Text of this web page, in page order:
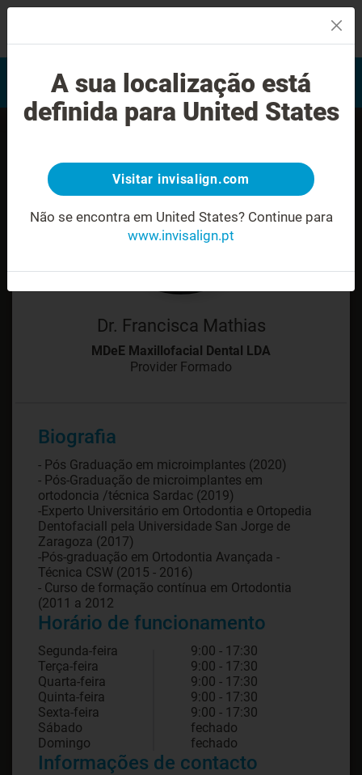
Avaliação do sorriso
Encontrar um Invisalign
provider
Dr. Francisca Mathias
MDeE Maxillofacial Dental LDA
Provider Formado
Biografia
- Pós Graduação em microimplantes (2020)
- Pós-Graduação de microimplantes em
ortodoncia /técnica Sardac (2019)
-Experto Universitário em Ortodontia e Ortopedia
Dentofaciall pela Universidade San Jorge de
Zaragoza (2017)
-Pós-graduação em Ortodontia Avançada -
Técnica CSW (2015 - 2016)
- Curso de formação contínua em Ortodontia
(2011 a 2012
Horário de funcionamento
Segunda-feira
9:00 - 17:30
Terça-feira
9:00 - 17:30
Quarta-feira
9:00 - 17:30
Quinta-feira
9:00 - 17:30
Sexta-feira
9:00 - 17:30
Sábado
fechado
Domingo
fechado
Informações de contacto
A sua localização está
definida para United States
Visitar invisalign.com
Não se encontra em United States? Continue para
www.invisalign.pt